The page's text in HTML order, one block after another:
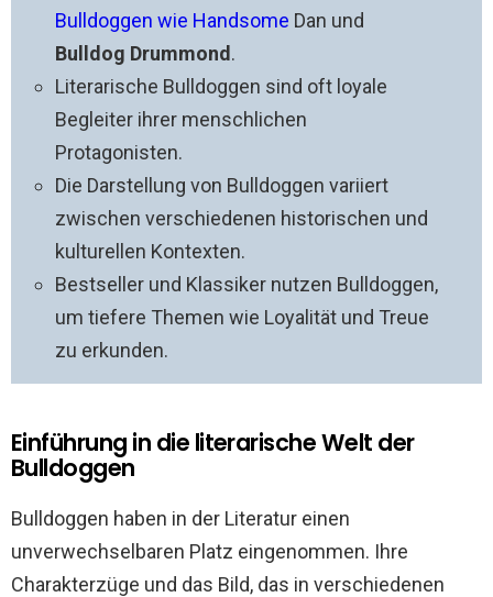
Bulldoggen wie Handsome Dan und
Bulldog Drummond.
Literarische Bulldoggen sind oft loyale
Begleiter ihrer menschlichen
Protagonisten.
Die Darstellung von Bulldoggen variiert
zwischen verschiedenen historischen und
kulturellen Kontexten.
Bestseller und Klassiker nutzen Bulldoggen,
um tiefere Themen wie Loyalität und Treue
zu erkunden.
Einführung in die literarische Welt der
Bulldoggen
Bulldoggen haben in der Literatur einen
unverwechselbaren Platz eingenommen. Ihre
Charakterzüge und das Bild, das in verschiedenen